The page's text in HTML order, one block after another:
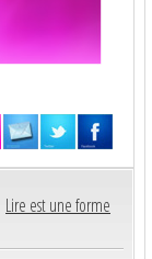
Lire est une forme